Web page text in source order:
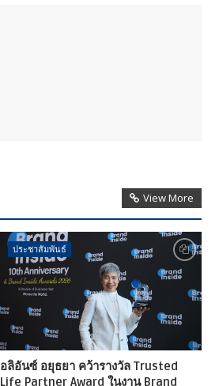
View More
ประชาสัมพันธ์
อลิอันซ์ อยุธยา คว้ารางวัล Trusted
Life Partner Award ในงาน Brand